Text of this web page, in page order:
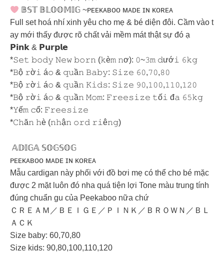
𝔹𝕊𝕋 𝔹𝕃𝕆𝕆𝕄𝕀𝔾 ~ᴘᴇᴇᴋᴀʙᴏᴏ ᴍᴀᴅᴇ ɪɴ ᴋᴏʀᴇᴀ
Full set hoá nhí xinh yêu cho mẹ & bé diện đôi. Cầm vào t
ay mới thấy được rõ chất vải mềm mát thật sự đó ạ
𝗣𝗶𝗻𝗸 & 𝗣𝘂𝗿𝗽𝗹𝗲
*𝚂𝚎𝚝 𝚋𝚘𝚍𝚢 𝙽𝚎𝚠 𝚋𝚘𝚛𝚗 (𝚔è𝚖 𝚗ơ): 𝟶~𝟹𝚖 𝚍ướ𝚒 𝟼𝚔𝚐
*𝙱ộ 𝚛ờ𝚒 á𝚘 & 𝚚𝚞ầ𝚗 𝙱𝚊𝚋𝚢: 𝚂𝚒𝚣𝚎 𝟼𝟶,𝟽𝟶,𝟾𝟶
*𝙱ộ 𝚛ờ𝚒 á𝚘 & 𝚚𝚞ầ𝚗 𝙺𝚒𝚍𝚜: 𝚂𝚒𝚣𝚎 𝟿𝟶,𝟷𝟶𝟶,𝟷𝟷𝟶,𝟷𝟸𝟶
*𝙱ộ 𝚛ờ𝚒 á𝚘 & 𝚚𝚞ầ𝚗 𝙼𝚘𝚖: 𝙵𝚛𝚎𝚎𝚜𝚒𝚣𝚎 𝚝ố𝚒 đ𝚊 𝟼𝟻𝚔𝚐
*𝚈ế𝚖 𝚌ổ: 𝙵𝚛𝚎𝚎𝚜𝚒𝚣𝚎
*𝙲𝚑ă𝚗 𝚑è (𝚗𝚑ậ𝚗 𝚘𝚛𝚍 𝚛𝚒ê𝚗𝚐)
𝔸𝔻𝕀𝔾𝔸 𝕊𝕆𝔾𝕊𝕆𝔾
ᴘᴇᴇᴋᴀʙᴏᴏ ᴍᴀᴅᴇ ɪɴ ᴋᴏʀᴇᴀ
Mẫu cardigan này phối với đồ bơi mẹ có thể cho bé mặc
được 2 mặt luôn đó nha quá tiện lợi Tone màu trung tính
đúng chuẩn gu của Peekaboo nữa chứ
ＣＲＥＡＭ／ＢＥＩＧＥ／ＰＩＮＫ／ＢＲＯＷＮ／ＢＬ
ＡＣＫ
Size baby: 60,70,80
Size kids: 90,80,100,110,120